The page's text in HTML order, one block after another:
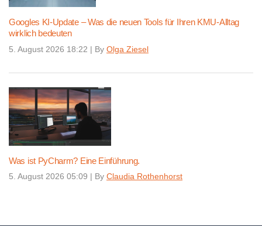
Googles KI-Update – Was die neuen Tools für Ihren KMU-Alltag
wirklich bedeuten
5. August 2026 18:22 | By Olga Ziesel
Was ist PyCharm? Eine Einführung.
5. August 2026 05:09 | By Claudia Rothenhorst